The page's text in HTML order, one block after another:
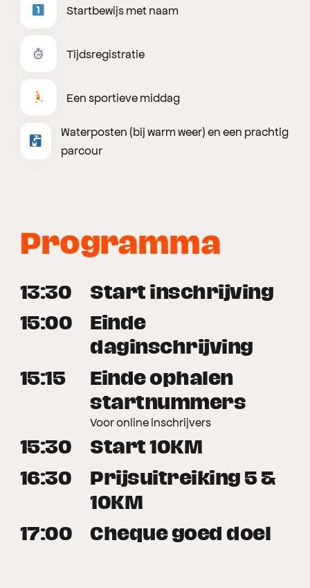
Startbewijs met naam
Tijdsregistratie
Een sportieve middag
Waterposten (bij warm weer) en een prachtig
parcour
Programma
13:30
Start inschrijving
15:00
Einde
daginschrijving
15:15
Einde ophalen
startnummers
Voor online inschrijvers
15:30
Start 10KM
16:30
Prijsuitreiking 5 &
10KM
17:00
Cheque goed doel